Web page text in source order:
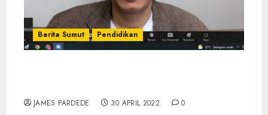
Berita Sumut Pendidikan
JAMES PARDEDE 30 APRIL 2022 0